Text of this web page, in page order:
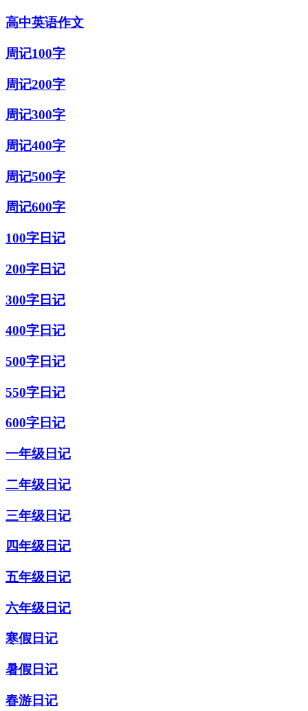
高中英语作文
周记100字
周记200字
周记300字
周记400字
周记500字
周记600字
100字日记
200字日记
300字日记
400字日记
500字日记
550字日记
600字日记
一年级日记
二年级日记
三年级日记
四年级日记
五年级日记
六年级日记
寒假日记
暑假日记
春游日记